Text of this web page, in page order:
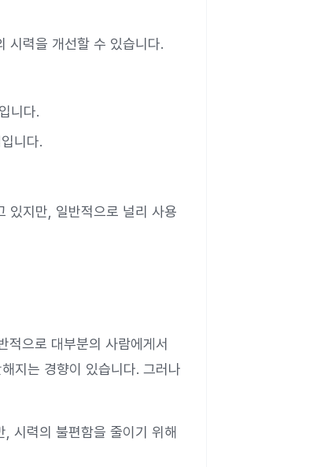
시력을 개선할 수 있습니다.
니다.
니다.
있지만, 일반적으로 널리 사용
적으로 대부분의 사람에게서
지는 경향이 있습니다. 그러나
시력의 불편함을 줄이기 위해